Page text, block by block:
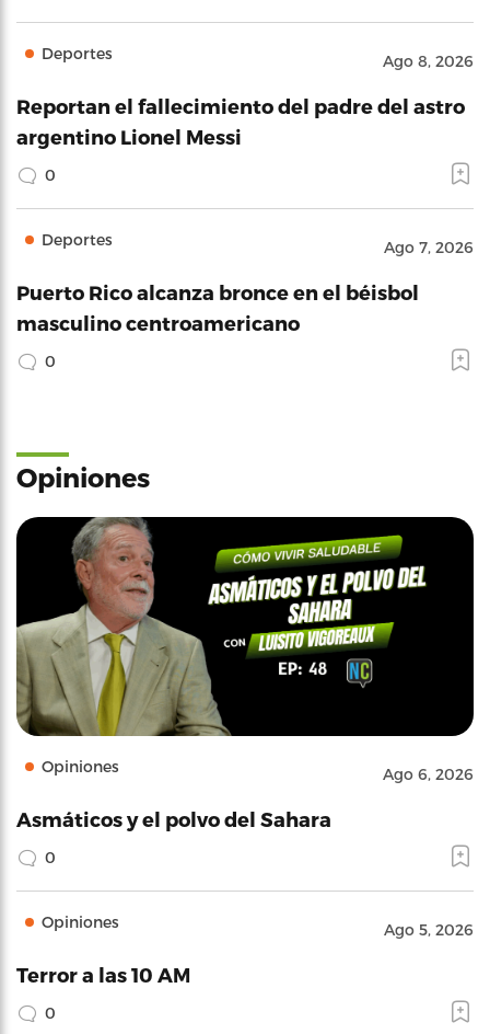
Deportes Ago 8, 2026
Reportan el fallecimiento del padre del astro
argentino Lionel Messi
0
Deportes Ago 7, 2026
Puerto Rico alcanza bronce en el béisbol
masculino centroamericano
0
Opiniones
Opiniones Ago 6, 2026
Asmáticos y el polvo del Sahara
0
Opiniones Ago 5, 2026
Terror a las 10 AM
0